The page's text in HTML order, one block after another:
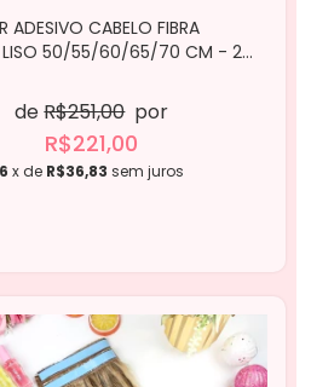
ADESIVO CABELO FIBRA
LISO 50/55/60/65/70 CM - 2
deR$251,00 por
R$221,00
6 x de R$36,83 sem juros